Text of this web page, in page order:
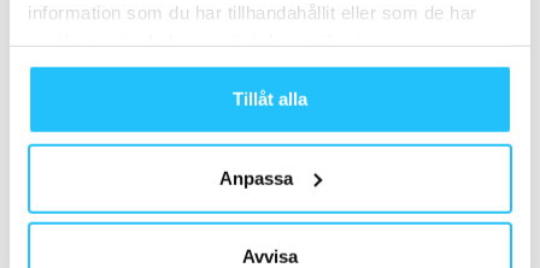
information som du har tillhandahållit eller som de har
Tillåt alla
Anpassa
Avvisa
Upplever medlemstillväxt med träningsapp
Actic lanserar 3D-gruppträning – PEOne av
Procedos